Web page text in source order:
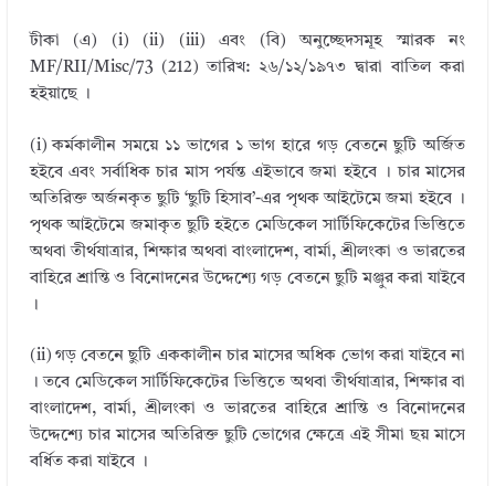
টীকা (এ) (i) (ii) (iii) এবং (বি) অনুচ্ছেদসমূহ স্মারক নং
MF/RII/Misc/73 (212) তারিখ: ২৬/১২/১৯৭৩ দ্বারা বাতিল করা
হইয়াছে ।
(i) কর্মকালীন সময়ে ১১ ভাগের ১ ভাগ হারে গড় বেতনে ছুটি অর্জিত
হইবে এবং সর্বাধিক চার মাস পর্যন্ত এইভাবে জমা হইবে । চার মাসের
অতিরিক্ত অর্জনকৃত ছুটি ‘ছুটি হিসাব’-এর পৃথক আইটেমে জমা হইবে ।
পৃথক আইটেমে জমাকৃত ছুটি হইতে মেডিকেল সার্টিফিকেটের ভিত্তিতে
অথবা তীর্থযাত্রার, শিক্ষার অথবা বাংলাদেশ, বার্মা, শ্রীলংকা ও ভারতের
বাহিরে শ্রান্তি ও বিনোদনের উদ্দেশ্যে গড় বেতনে ছুটি মঞ্জুর করা যাইবে
।
(ii) গড় বেতনে ছুটি এককালীন চার মাসের অধিক ভোগ করা যাইবে না
। তবে মেডিকেল সার্টিফিকেটের ভিত্তিতে অথবা তীর্থযাত্রার, শিক্ষার বা
বাংলাদেশ, বার্মা, শ্রীলংকা ও ভারতের বাহিরে শ্রান্তি ও বিনোদনের
উদ্দেশ্যে চার মাসের অতিরিক্ত ছুটি ভোগের ক্ষেত্রে এই সীমা ছয় মাসে
বর্ধিত করা যাইবে ।